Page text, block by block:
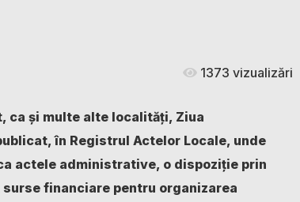
1373 vizualizări
ca și multe alte localități, Ziua
în Registrul Actelor Locale, unde
actele administrative, o dispoziție prin
financiare pentru organizarea